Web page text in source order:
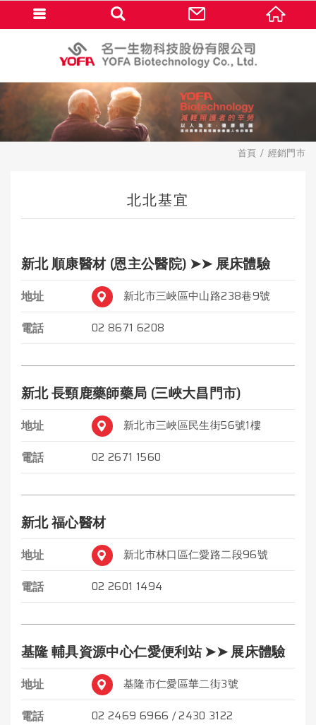
首頁 經銷門市
北北基宜
新北 順康醫材 (恩主公醫院) ➤➤ 展床體驗
電話 02 8671 6208
地址 新北市三峽區中山路238巷9號
新北 長頸鹿藥師藥局 (三峽大昌門市)
電話 02 2671 1560
地址 新北市三峽區民生街56號1樓
新北 福心醫材
電話 02 2601 1494
地址 新北市林口區仁愛路二段96號
基隆 輔具資源中心仁愛便利站 ➤➤ 展床體驗
電話 02 2469 6966 / 2430 3122
地址 基隆市仁愛區華二街3號